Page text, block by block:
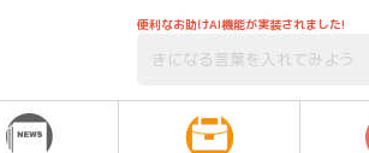
便利なお助けAI機能が実装されました!